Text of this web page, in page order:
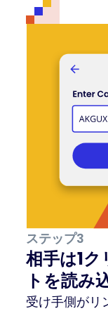
ステップ3
相手は1
トを読み
受け手側がリ